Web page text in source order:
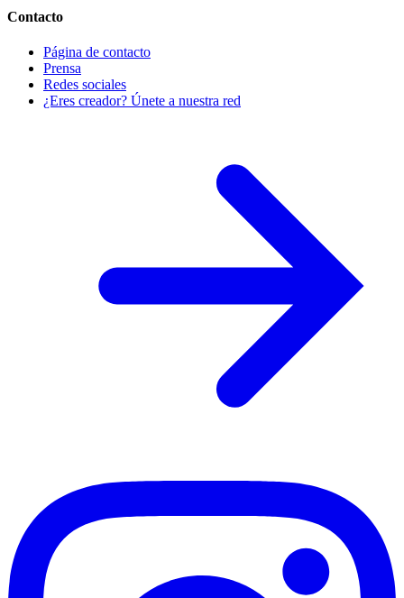
Contacto
Página de contacto
Prensa
Redes sociales
¿Eres creador? Únete a nuestra red